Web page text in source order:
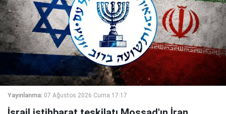
Yayınlanma: 07 Ağustos 2026 Cuma 17:17